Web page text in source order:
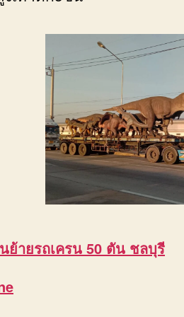
ย้ายรถเครน 50 ตัน ชลบุรี